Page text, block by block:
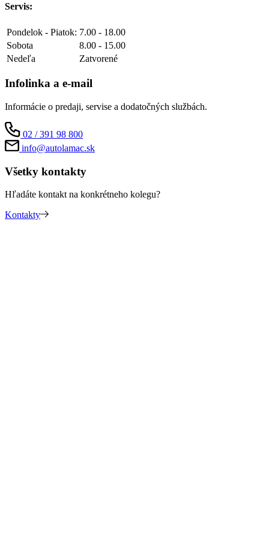
Servis:
Pondelok - Piatok: 7.00 - 18.00
Sobota
8.00 - 15.00
Nedeľa
Zatvorené
Infolinka a e-mail
Informácie o predaji, servise a dodatočných službách.
02 / 391 98 800
info@autolamac.sk
Všetky kontakty
Hľadáte kontakt na konkrétneho kolegu?
Kontakty